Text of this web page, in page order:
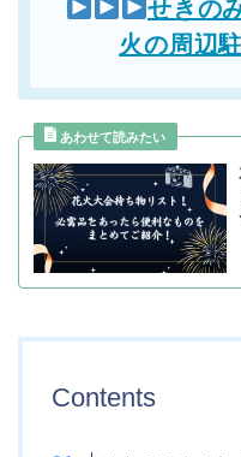
せきの
火の周辺
Contents